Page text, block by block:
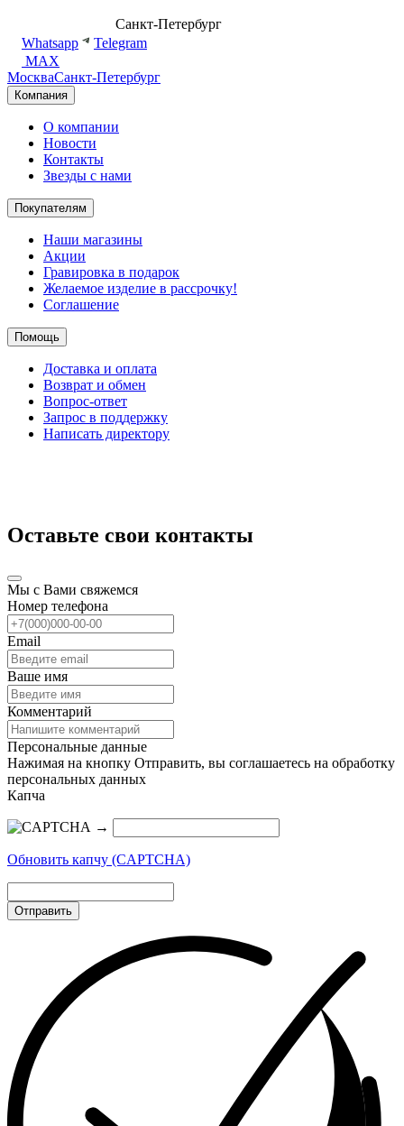
Санкт-Петербург
Whatsapp
Telegram
MAX
МоскваСанкт-Петербург
Компания
О компании
Новости
Контакты
Звезды с нами
Покупателям
Наши магазины
Акции
Гравировка в подарок
Желаемое изделие в рассрочку!
Соглашение
Помощь
Доставка и оплата
Возврат и обмен
Вопрос-ответ
Запрос в поддержку
Написать директору
Оставьте свои контакты
Мы с Вами свяжемся
Номер телефона
Email
Ваше имя
Комментарий
Персональные данные
Нажимая на кнопку Отправить, вы соглашаетесь на обработку
персональных данных
Капча
→
Обновить капчу (CAPTCHA)
Отправить